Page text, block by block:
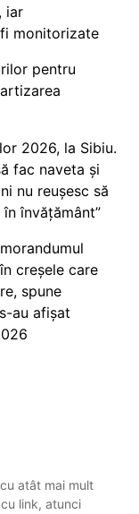
iar
monitorizate
pentru
2026, la Sibiu.
fac naveta și
nu reușesc să
învățământ”
creșele care
spune
au afișat
atât mai mult
link, atunci